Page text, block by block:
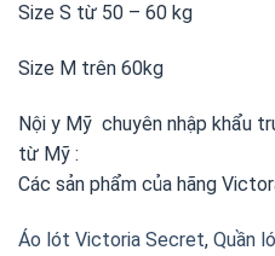
Size S từ 50 – 60 kg
Size M trên 60kg
Nội y Mỹ chuyên nhập khẩu
từ Mỹ :
Các sản phẩm của hãng
Áo lót Victoria Secret, Quần